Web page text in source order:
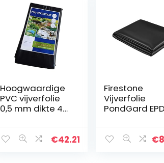
Hoogwaardige
PVC vijverfolie
0,5 mm dikte 4
UV- en
€42.21
Firestone
Vijverfolie
PondGard
zwart 1 mm –
€